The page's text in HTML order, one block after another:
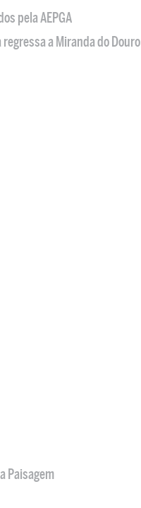
pela AEPGA
regressa a Miranda do Douro
Paisagem